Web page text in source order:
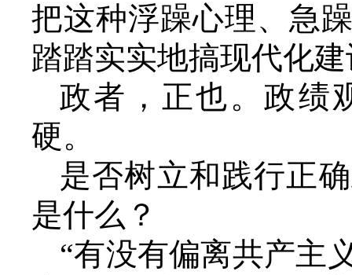
把这种浮躁心理、急
踏踏实实地搞现代化建
政者，正也。政绩
硬。
是否树立和践行正
是什么？
“有没有偏离共产主